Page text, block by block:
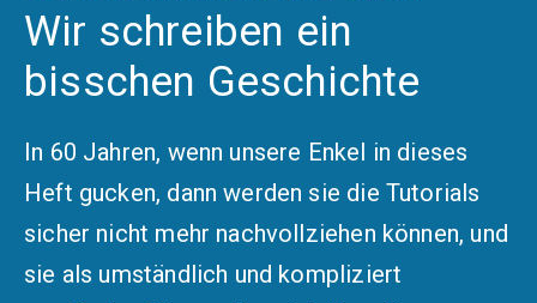
Wir schreiben ein
bisschen Geschichte
In 60 Jahren, wenn unsere Enkel in dieses
Heft gucken, dann werden sie die Tutorials
sicher nicht mehr nachvollziehen können, und
sie als umständlich und kompliziert